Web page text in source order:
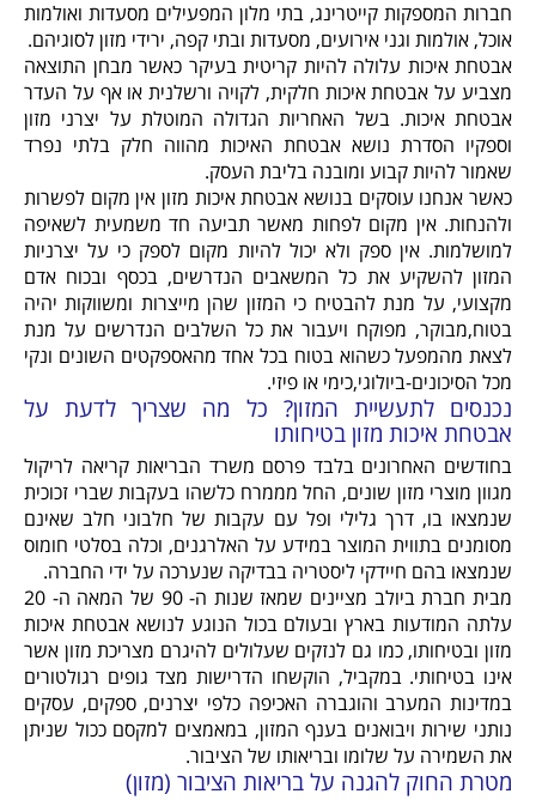
חברות המספקות קייטרינג, בתי מלון המפעילים מסעדות ואולמות
אוכל, אולמות וגני אירועים, מסעדות ובתי קפה, ירידי מזון לסוגיהם.
אבטחת איכות עלולה להיות קריטית בעיקר כאשר מבחן התוצאה
מצביע על אבטחת איכות חלקית, לקויה ורשלנית או אף על העדר
אבטחת איכות. בשל האחריות הגדולה המוטלת על יצרני מזון
וספקיו הסדרת נושא אבטחת האיכות מהווה חלק בלתי נפרד
שאמור להיות קבוע ומובנה בליבת העסק.
כאשר אנחנו עוסקים בנושא אבטחת איכות מזון אין מקום לפשרות
ולהנחות. אין מקום לפחות מאשר תביעה חד משמעית לשאיפה
למושלמות. אין ספק ולא יכול להיות מקום לספק כי על יצרניות
המזון להשקיע את כל המשאבים הנדרשים, בכסף ובכוח אדם
מקצועי, על מנת להבטיח כי המזון שהן מייצרות ומשווקות יהיה
בטוח,מבוקר, מפוקח ויעבור את כל השלבים הנדרשים על מנת
לצאת מהמפעל כשהוא בטוח בכל אחד מהאספקטים השונים ונקי
מכל הסיכונים-ביולוגי,כימי או פיזי.
נכנסים לתעשיית המזון? כל מה שצריך לדעת על
אבטחת איכות מזון בטיחותו
בחודשים האחרונים בלבד פרסם משרד הבריאות קריאה לריקול
מגוון מוצרי מזון שונים, החל מממרח כלשהו בעקבות שברי זכוכית
שנמצאו בו, דרך גלילי ופל עם עקבות של חלבוני חלב שאינם
מסומנים בתווית המוצר במידע על האלרגנים, וכלה בסלטי חומוס
שנמצאו בהם חיידקי ליסטריה בבדיקה שנערכה על ידי החברה.
מבית חברת ביולב מציינים שמאז שנות ה- 90 של המאה ה- 20
עלתה המודעות בארץ ובעולם בכול הנוגע לנושא אבטחת איכות
מזון ובטיחותו, כמו גם לנזקים שעלולים להיגרם מצריכת מזון אשר
אינו בטיחותי. במקביל, הוקשחו הדרישות מצד גופים רגולטורים
במדינות המערב והוגברה האכיפה כלפי יצרנים, ספקים, עסקים
נותני שירות ויבואנים בענף המזון, במאמצים למקסם ככול שניתן
את השמירה על שלומו ובריאותו של הציבור.
מטרת החוק להגנה על בריאות הציבור (מזון)